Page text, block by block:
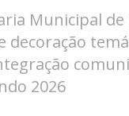
Municipal
2026